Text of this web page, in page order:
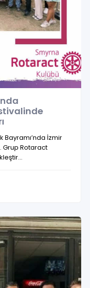
364
Bayramı’nda İzmir
Grup Rotaract